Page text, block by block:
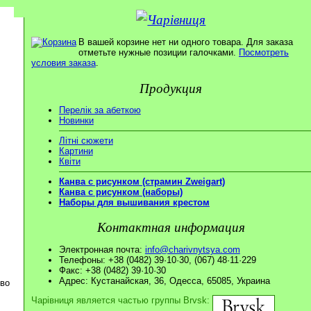
В вашей корзине нет ни одного товара. Для заказа
отметьте нужные позиции галочками. Посмотреть
условия заказа.
Продукция
Перелік за абеткою
Новинки
Літні сюжети
Картини
Квіти
Канва с рисунком (страмин Zweigart)
Канва с рисунком (наборы)
Наборы для вышивания крестом
Контактная информация
Электронная почта: info@charivnytsya.com
Телефоны: +38 (0482) 39·10·30, (067) 48·11·229
Факс: +38 (0482) 39·10·30
Адрес: Кустанайская, 36, Одесса, 65085, Украина
Чарівниця является частью группы Brvsk: